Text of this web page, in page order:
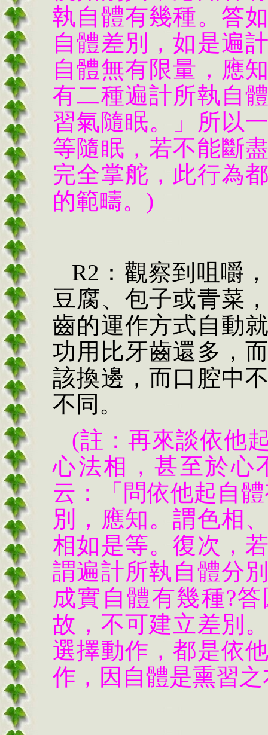
執自體有幾種。答
自體差別，如是遍
自體無有限量，應
有二種遍計所執自
習氣隨眠。」所以
等隨眠，若不能斷
完全掌舵，此行為
的範疇。)
R2：觀察到咀嚼
豆腐、包子或青菜
齒的運作方式自動
功用比牙齒還多，
該換邊，而口腔中
不同。
(註：再來談依他
心法相，甚至於心
云：「問依他起自
別，應知。謂色相
相如是等。復次，
謂遍計所執自體分
成實自體有幾種?
故，不可建立差別
選擇動作，都是依
作，因自體是熏習